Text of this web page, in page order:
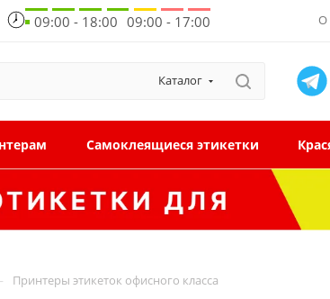
09:00 - 18:00 09:00 - 17:00 О
Каталог
Самоклеящиеся этикетки
Принтеры этикеток офисного класса